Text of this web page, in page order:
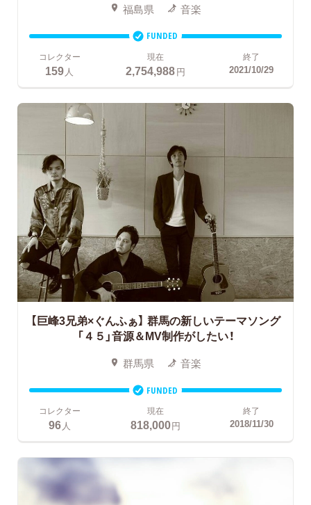
福島県 音楽
FUNDED
コレクター
159 人
現在
2,754,988円
終了
2021/10/29
【巨峰3兄弟×ぐんふぁ】 群馬の新しいテーマソング
「４５」音源＆MV制作がしたい！
群馬県 音楽
FUNDED
コレクター
96人
現在
818,000円
終了
2018/11/30